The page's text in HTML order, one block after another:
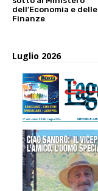
dell’Economia e delle
Finanze
Luglio 2026